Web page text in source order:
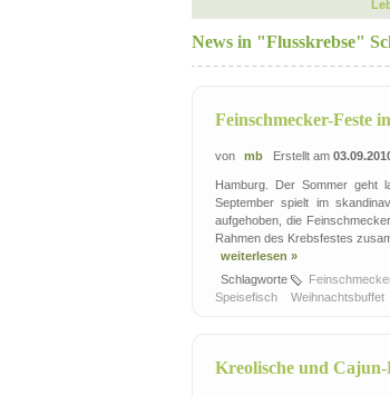
News in "Flusskrebse"
Feinschmecker-Feste
von mb Erstellt am
Hamburg. Der Sommer geht
September spielt im
aufgehoben, die
Rahmen des Krebsfestes
weiterlesen »
Schlagworte
Speisefisch
Weihnachtsbuffet
Kreolische und